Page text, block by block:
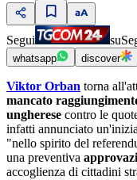
Segui su
whatsapp discover
Viktor Orban torna
mancato
ungherese contro le
infatti annunciato
"nello spirito del
una preventiva
accoglienza di cittadini